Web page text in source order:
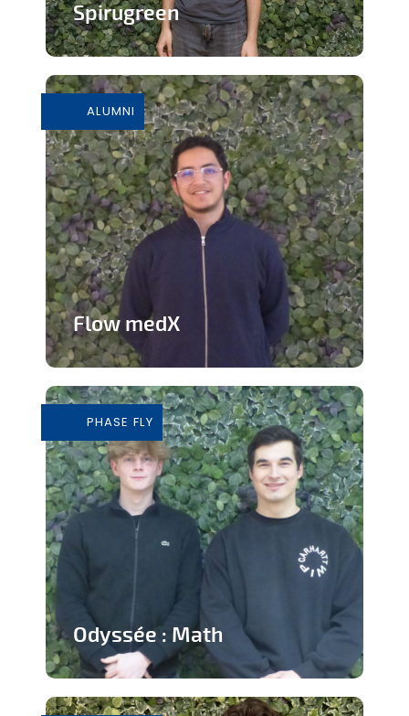
Spirugreen
En savoir plus
ALUMNI
Flow medX
concours de médecine
En savoir plus
PHASE FLY
Odyssée : Math
apprendre les mathématiques